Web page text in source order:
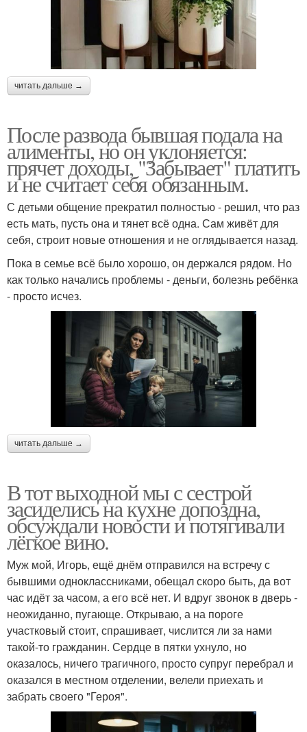
читать дальше →
После развода бывшая подала на
алименты, но он уклоняется:
прячет доходы, "Забывает" платить
и не считает себя обязанным.
С детьми общение прекратил полностью - решил, что раз
есть мать, пусть она и тянет всё одна. Сам живёт для
себя, строит новые отношения и не оглядывается назад.
Пока в семье всё было хорошо, он держался рядом. Но
как только начались проблемы - деньги, болезнь ребёнка
- просто исчез.
читать дальше →
В тот выходной мы с сестрой
засиделись на кухне допоздна,
обсуждали новости и потягивали
лёгкое вино.
Муж мой, Игорь, ещё днём отправился на встречу с
бывшими одноклассниками, обещал скоро быть, да вот
час идёт за часом, а его всё нет. И вдруг звонок в дверь -
неожиданно, пугающе. Открываю, а на пороге
участковый стоит, спрашивает, числится ли за нами
такой-то гражданин. Сердце в пятки ухнуло, но
оказалось, ничего трагичного, просто супруг перебрал и
оказался в местном отделении, велели приехать и
забрать своего "Героя".